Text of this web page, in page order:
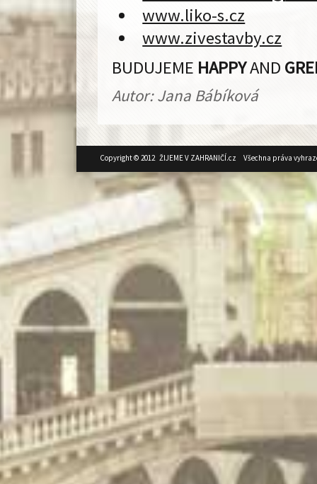
www.liko-s.cz
www.zivestavby.cz
BUDUJEME HAPPYAND
Autor: Jana Bábíková
Copyright © 2012 ŽIJEME V ZAHRANIČÍ.cz Všechna práva